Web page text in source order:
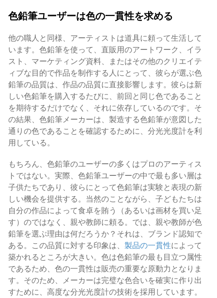
色鉛筆ユーザーは色の一貫性を求める
他の職人と同様、アーティストは道具に頼って生活して
います。色鉛筆を使って、直販用のアートワーク、イラ
スト、マーケティング資料、またはその他のクリエイテ
ィブな目的で作品を制作する人にとって、彼らが選ぶ色
鉛筆の品質は、作品の品質に直接影響します。彼らは新
しい色鉛筆を購入するたびに、前回と同じ色であること
を期待するだけでなく、それに依存しているのです。そ
の結果、色鉛筆メーカーは、製造する色鉛筆が意図した
通りの色であることを確認するために、分光光度計を利
用している。
もちろん、色鉛筆のユーザーの多くはプロのアーティス
トではない。実際、色鉛筆ユーザーの中で最も多い層は
子供たちであり、彼らにとって色鉛筆は実験と表現の新
しい機会を提供する。当然のことながら、子どもたちは
自分の作品によって食卓を賄う（あるいは画材を買い足
す）のではなく、親や教師に頼る。では、親や教師が色
鉛筆を選ぶ理由は何だろうか？それは、ブランド認知で
ある。この品質に対する印象は、 製品の一貫性によって
築かれるところが大きい。色は色鉛筆の最も目立つ属性
であるため、色の一貫性は販売の重要な原動力となりま
す。そのため、メーカーは完璧な色合いを確実に作り出
すために、高度な分光光度計の技術を採用しています。